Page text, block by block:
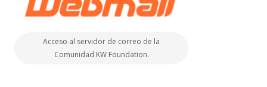
Acceso al servidor de correo de la
Comunidad KW Foundation.